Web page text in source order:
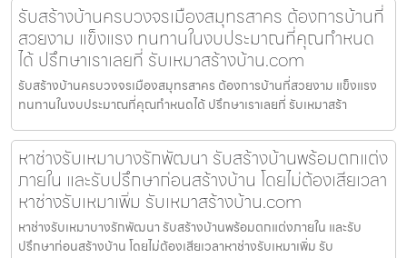
รับสร้างบ้านครบวงจรเมืองสมุทรสาคร ต้องการบ้านที่
สวยงาม แข็งแรง ทนทานในงบประมาณที่คุณกำหนด
ได้ ปรึกษาเราเลยที่ รับเหมาสร้างบ้าน.com
รับสร้างบ้านครบวงจรเมืองสมุทรสาคร ต้องการบ้านที่สวยงาม แข็งแรง
ทนทานในงบประมาณที่คุณกำหนดได้ ปรึกษาเราเลยที่ รับเหมาสร้า
หาช่างรับเหมาบางรักพัฒนา รับสร้างบ้านพร้อมตกแต่ง
ภายใน และรับปรึกษาก่อนสร้างบ้าน โดยไม่ต้องเสียเวลา
หาช่างรับเหมาเพิ่ม รับเหมาสร้างบ้าน.com
หาช่างรับเหมาบางรักพัฒนา รับสร้างบ้านพร้อมตกแต่งภายใน และรับ
ปรึกษาก่อนสร้างบ้าน โดยไม่ต้องเสียเวลาหาช่างรับเหมาเพิ่ม รับ